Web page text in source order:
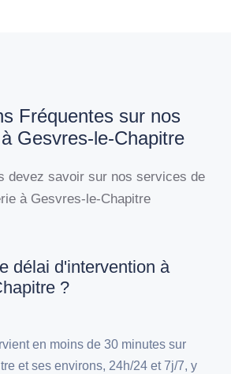
Fréquentes sur nos
Gesvres-le-Chapitre
devez savoir sur nos services de
à Gesvres-le-Chapitre
délai d'intervention à
?
en moins de 30 minutes sur
et ses environs, 24h/24 et 7j/7, y